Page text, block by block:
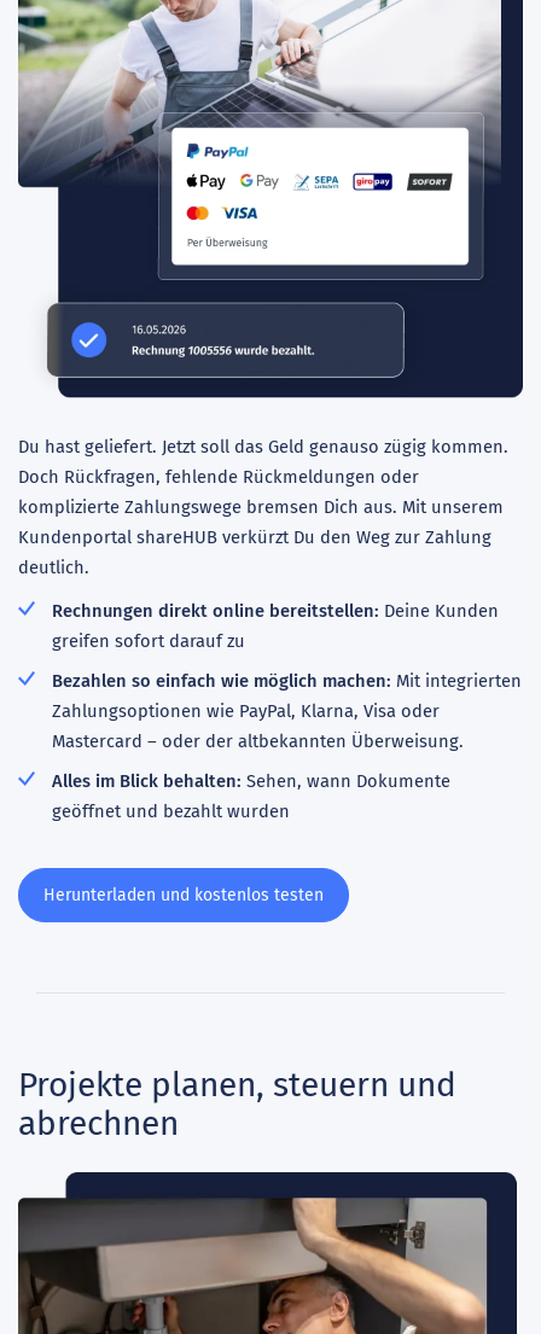
Du hast geliefert. Jetzt soll das Geld genauso zügig kommen.
Doch Rückfragen, fehlende Rückmeldungen oder
komplizierte Zahlungswege bremsen Dich aus. Mit unserem
Kundenportal shareHUB verkürzt Du den Weg zur Zahlung
deutlich.
Rechnungen direkt online bereitstellen: Deine Kunden
greifen sofort darauf zu
Bezahlen so einfach wie möglich machen: Mit integrierten
Zahlungsoptionen wie PayPal, Klarna, Visa oder
Mastercard – oder der altbekannten Überweisung.
Alles im Blick behalten: Sehen, wann Dokumente
geöffnet und bezahlt wurden
Herunterladen und kostenlos testen
Projekte planen, steuern und
abrechnen